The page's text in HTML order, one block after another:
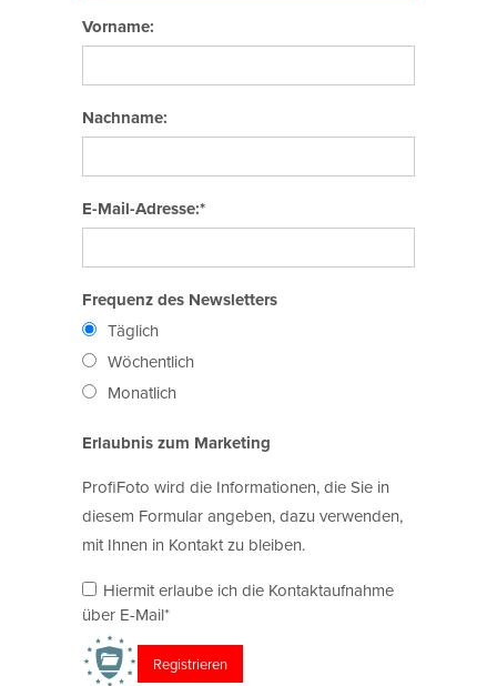
Vorname:
Nachname:
E-Mail-Adresse:*
Frequenz des Newsletters
Täglich
Wöchentlich
Monatlich
Erlaubnis zum Marketing
ProfiFoto wird die Informationen, die Sie in
diesem Formular angeben, dazu verwenden,
mit Ihnen in Kontakt zu bleiben.
Hiermit erlaube ich die Kontaktaufnahme
über E-Mail*